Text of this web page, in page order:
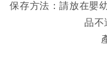
保存方法：請放在嬰
品不